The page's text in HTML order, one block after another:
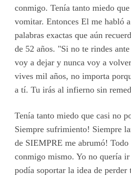
conmigo. Tenía tanto miedo que
vomitar. Entonces El me habló
palabras exactas que aún
de 52 años. "Si no te rindes
voy a dejar y nunca voy a
vives mil años, no importa
a tí. Tu irás al infierno sin
Tenía tanto miedo que casi no
Siempre sufrimiento! Siempre
de SIEMPRE me abrumó!
conmigo mismo. Yo no quería
podía soportar la idea de